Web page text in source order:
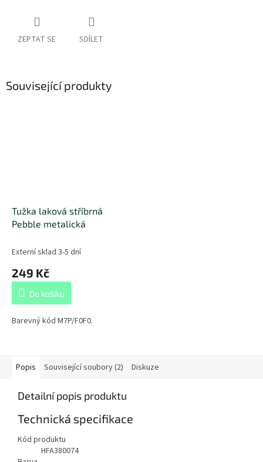
ZEPTAT SE SDÍLET
Související produkty
Tužka laková stříbrná
Pebble metalická
Externí sklad 3-5 dní
249 Kč
Do košíku
Barevný kód M7P/F0F0.
Popis Související soubory (2) Diskuze
Detailní popis produktu
Technická specifikace
Kód produktu
HFA380074